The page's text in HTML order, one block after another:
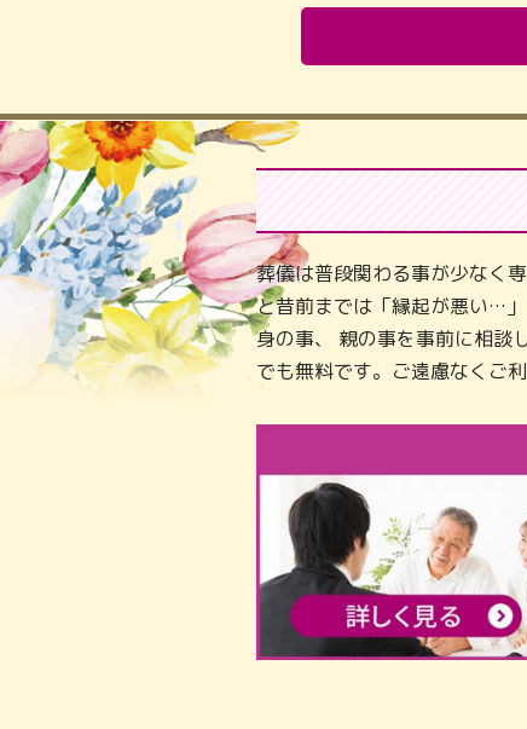
葬儀は普段関わる事が少なく
と昔前までは「縁起が悪い…
身の事、 親の事を事前に相談
でも無料です。ご遠慮なくご利